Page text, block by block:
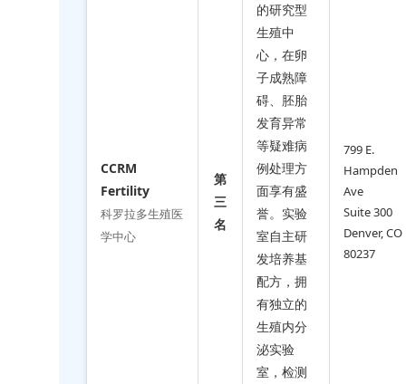
CCRM
Fertility
科罗拉多生殖医
学中心
第
三
名
的研究型
生殖中
心，在卵
子成熟障
碍、胚胎
发育异常
等疑难病
例处理方
面享有盛
誉。实验
室自主研
发培养基
配方，拥
有独立的
生殖内分
泌实验
室，检测
799 E.
Hampden
Ave
Suite 300
Denver, CO
80237